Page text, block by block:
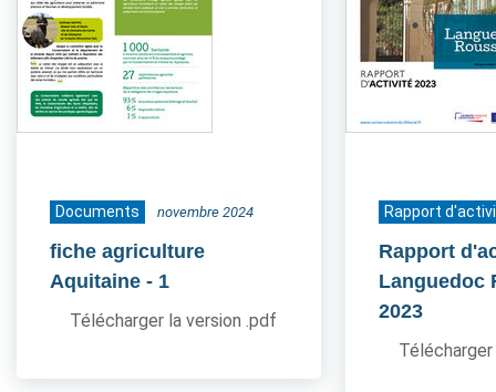
Documents novembre 2024
fiche agriculture
Aquitaine - 1
Télécharger la version .pdf
Rapport
Rapport
Languedoc
2023